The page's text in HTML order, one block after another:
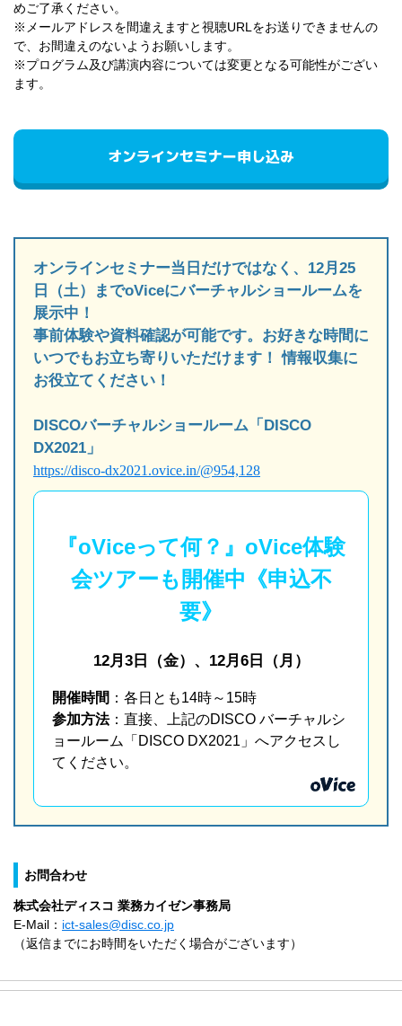
めご了承ください。
※メールアドレスを間違えますと視聴URLをお送りできませんの
で、お間違えのないようお願いします。
※プログラム及び講演内容については変更となる可能性がござい
ます。
オンラインセミナー申し込み
オンラインセミナー当日だけではなく、12月25
日（土）までoViceにバーチャルショールームを
展示中！
事前体験や資料確認が可能です。お好きな時間に
いつでもお立ち寄りいただけます！ 情報収集に
お役立てください！
DISCOバーチャルショールーム「DISCO
DX2021」
https://disco-dx2021.ovice.in/@954,128
『oViceって何？』oVice体験
会ツアーも開催中《申込不
要》
12月3日（金）、12月6日（月）
開催時間 ：各日とも14時～15時
参加方法：直接、上記のDISCO バーチャルシ
ョールーム「DISCO DX2021」へアクセスし
てください。
お問合わせ
株式会社ディスコ 業務カイゼン事務局
E-Mail： ict-sales@disc.co.jp
（返信までにお時間をいただく場合がございます）